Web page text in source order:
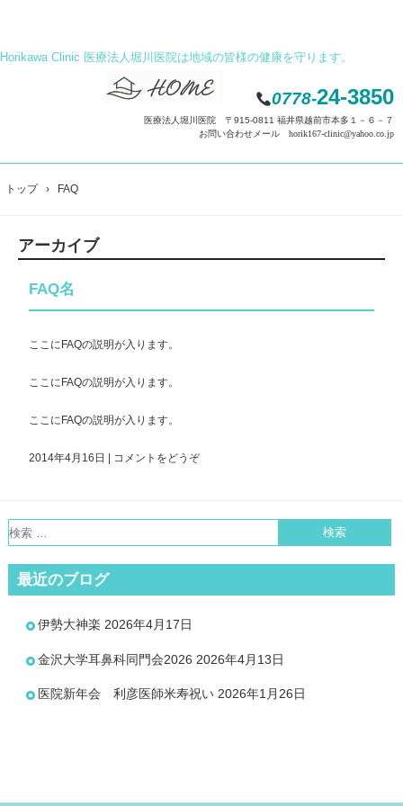
Horikawa Clinic 医療法人堀川医院は地域の皆様の健康を守ります。
0778-24-3850
医療法人堀川医院 〒915-0811 福井県越前市本多１－６－７
お問い合わせメール horik167-clinic@yahoo.co.jp
トップ › FAQ
アーカイブ
FAQ名
ここにFAQの説明が入ります。
ここにFAQの説明が入ります。
ここにFAQの説明が入ります。
2014年4月16日 コメントをどうぞ
最近のブログ
伊勢大神楽 2026年4月17日
金沢大学耳鼻科同門会2026 2026年4月13日
医院新年会 利彦医師米寿祝い 2026年1月26日